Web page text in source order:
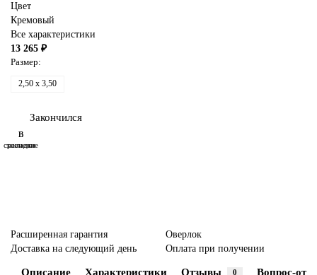
Цвет
Кремовый
Все характеристики
13 265 ₽
Размер:
2,50 x 3,50
Закончился
В
закладки
В
сравнение
Расширенная гарантия
Оверлок
Доставка на следующий день
Оплата при получении
Описание Характеристики Отзывы 0 Вопрос-